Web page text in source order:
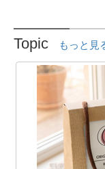
Topic もっと見